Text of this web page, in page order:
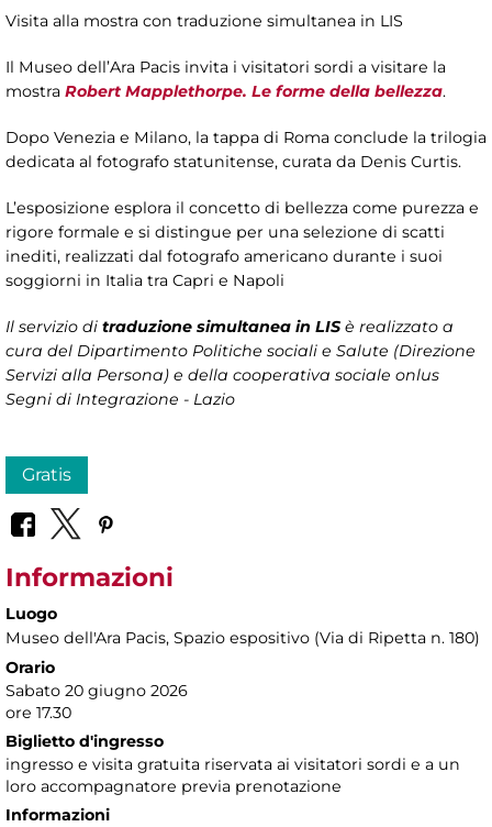
Visita alla mostra con traduzione simultanea in LIS
Il Museo dell’Ara Pacis invita i visitatori sordi a visitare la
mostra Robert Mapplethorpe. Le forme della bellezza.
Dopo Venezia e Milano, la tappa di Roma conclude la trilogia
dedicata al fotografo statunitense, curata da Denis Curtis.
L’esposizione esplora il concetto di bellezza come purezza e
rigore formale e si distingue per una selezione di scatti
inediti, realizzati dal fotografo americano durante i suoi
soggiorni in Italia tra Capri e Napoli
Il servizio di traduzione simultanea in LIS è realizzato a
cura del Dipartimento Politiche sociali e Salute (Direzione
Servizi alla Persona) e della cooperativa sociale onlus
Segni di Integrazione - Lazio
Gratis
Informazioni
Luogo
Museo dell'Ara Pacis, Spazio espositivo (Via di Ripetta n. 180)
Orario
Sabato 20 giugno 2026
ore 17.30
Biglietto d'ingresso
ingresso e visita gratuita riservata ai visitatori sordi e a un
loro accompagnatore previa prenotazione
Informazioni